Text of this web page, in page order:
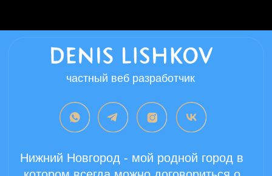
Информация размещенная на сайте,
носит справочный характер
Политика конфиденциальности